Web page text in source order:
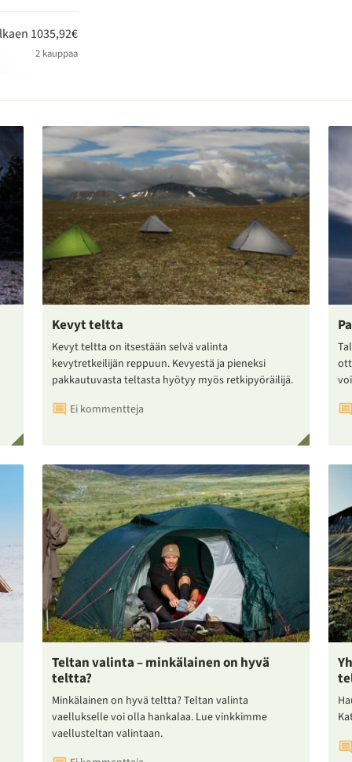
1035,92€
2 kauppaa
Kevyt teltta
Kevyt teltta on itsestään selvä valinta
kevytretkeilijän reppuun. Kevyestä ja pieneksi
pakkautuvasta teltasta hyötyy myös retkipyöräilijä.
Ei kommentteja
Teltan valinta – minkälainen on hyvä
teltta?
Minkälainen on hyvä teltta? Teltan valinta
vaellukselle voi olla hankalaa. Lue vinkkimme
vaellusteltan valintaan.